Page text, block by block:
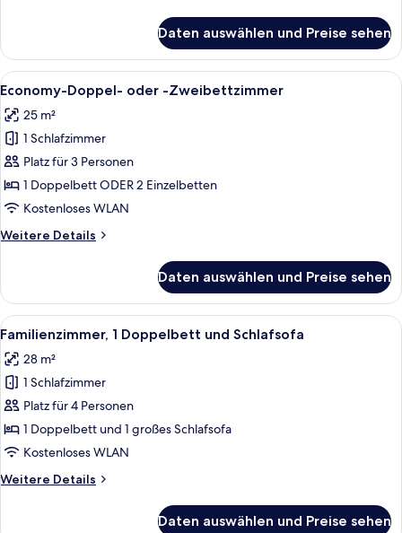
Dreibettzimmer,
Balkon
Daten auswählen und Preise sehen
Alle
Fotos
für
Economy-
Doppel-
oder
-
anzeigen
Ein Hotelzimmer mit zwei Betten,
4
Economy-Doppel- oder -Zweibettzimmer
25 m²
1 Schlafzimmer
Platz für 3 Personen
1 Doppelbett ODER 2 Einzelbetten
Kostenloses WLAN
Weitere Details
Weitere
Doppel-
oder
-
Daten auswählen und Preise sehen
Alle
Fotos
für
Familienzimmer,
1 Doppelbett
und
Schlafsofa
Ein Hotelzimmer mit Essbereich,
9
Familienzimmer, 1 Doppelbett und Schlafsofa
28 m²
1 Schlafzimmer
Platz für 4 Personen
1 Doppelbett und 1 großes Schlafsofa
Kostenloses WLAN
Weitere Details
Weitere
Daten auswählen und Preise sehen